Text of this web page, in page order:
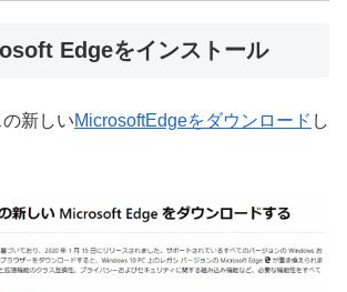
Edgeをインストール
新しいMicrosoftEdgeをダウンロード し